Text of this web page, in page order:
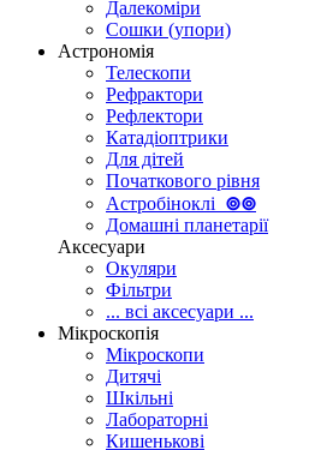
Далекоміри
Сошки (упори)
Астрономія
Телескопи
Рефрактори
Рефлектори
Катадіоптрики
Для дітей
Початкового рівня
Астробіноклі ⊚⊚
Домашні планетарії
Аксесуари
Окуляри
Фільтри
... всі аксесуари ...
Мікроскопія
Мікроскопи
Дитячі
Шкільні
Лабораторні
Кишенькові